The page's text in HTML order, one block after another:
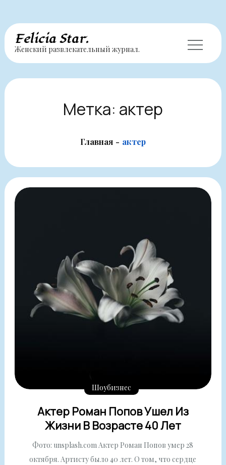
Перейти
содержимому
Felicia Star.
Женский развлекательный журнал.
Метка: актер
Главная актер
Шоубизнес
Актер Роман Попов Ушел Из
Жизни В Возрасте 40 Лет
Фото: unsplash.com Актер Роман Попов умер 28
октября. Артисту было 40 лет. О том, что сердце